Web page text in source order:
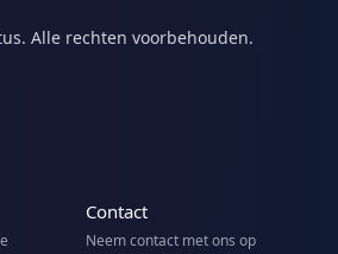
Alle rechten voorbehouden.
Contact
Neem contact met ons op